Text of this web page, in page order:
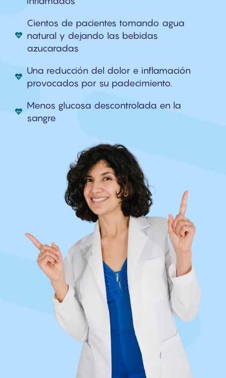
Cientos de pacientes tomando agua
natural y dejando las bebidas
azucaradas
Una reducción del dolor e inflamación
provocados por su padecimiento.
Menos glucosa descontrolada en la
sangre